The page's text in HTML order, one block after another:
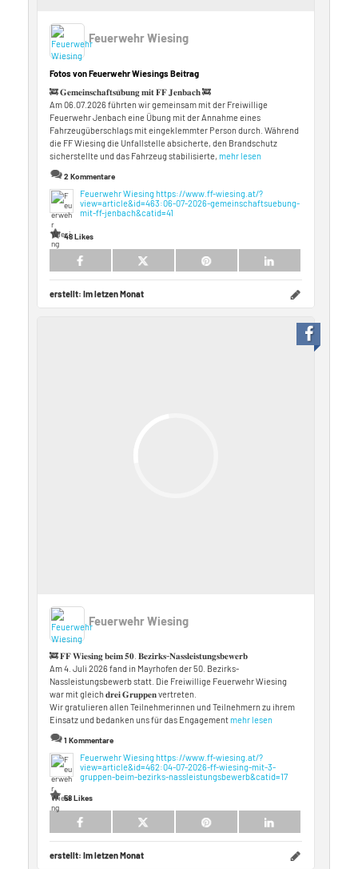
Feuerwehr Wiesing
Fotos von Feuerwehr Wiesings Beitrag
🚒 𝐆𝐞𝐦𝐞𝐢𝐧𝐬𝐜𝐡𝐚𝐟𝐭𝐬𝐮̈𝐛𝐮𝐧𝐠 𝐦𝐢𝐭 𝐅𝐅 𝐉𝐞𝐧𝐛𝐚𝐜𝐡 🚒
Am 06.07.2026 führten wir gemeinsam mit der Freiwillige
Feuerwehr Jenbach eine Übung mit der Annahme eines
Fahrzeugüberschlags mit eingeklemmter Person durch. Während
die FF Wiesing die Unfallstelle absicherte, den Brandschutz
sicherstellte und das Fahrzeug stabilisierte, mehr lesen
2 Kommentare
Feuerwehr Wiesinghttps://www.ff-wiesing.at/?
view=article&id=463:06-07-2026-gemeinschaftsuebung-
mit-ff-jenbach&catid=41
48 Likes
erstellt: Im letzen Monat
Feuerwehr Wiesing
🚒 𝐅𝐅 𝐖𝐢𝐞𝐬𝐢𝐧𝐠 𝐛𝐞𝐢𝐦 𝟓𝟎. 𝐁𝐞𝐳𝐢𝐫𝐤𝐬-𝐍𝐚𝐬𝐬𝐥𝐞𝐢𝐬𝐭𝐮𝐧𝐠𝐬𝐛𝐞𝐰𝐞𝐫𝐛
Am 4. Juli 2026 fand in Mayrhofen der 50. Bezirks-
Nassleistungsbewerb statt. Die Freiwillige Feuerwehr Wiesing
war mit gleich 𝐝𝐫𝐞𝐢 𝐆𝐫𝐮𝐩𝐩𝐞𝐧 vertreten.
Wir gratulieren allen Teilnehmerinnen und Teilnehmern zu ihrem
Einsatz und bedanken uns für das Engagementmehr lesen
1 Kommentare
Feuerwehr Wiesinghttps://www.ff-wiesing.at/?
view=article&id=462:04-07-2026-ff-wiesing-mit-3-
gruppen-beim-bezirks-nassleistungsbewerb&catid=17
58 Likes
erstellt: Im letzen Monat